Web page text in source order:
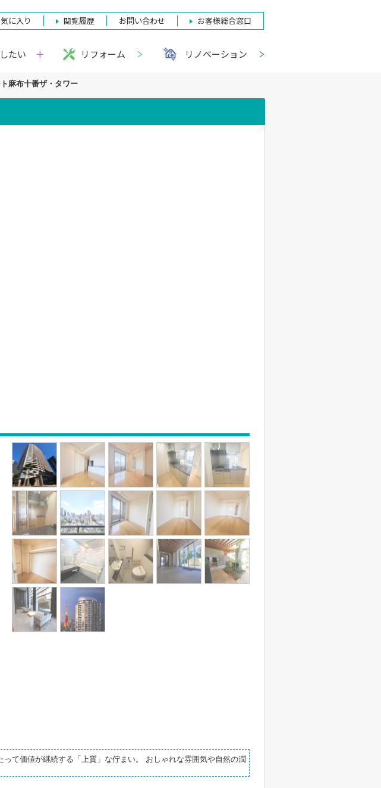
に入り 閲覧履歴 お問い合わせ お客様総合窓口
たい リフォーム リノベーション
麻布十番ザ・タワー
て価値が継続する「上質」な佇まい。 おしゃれな雰囲気や自然の潤